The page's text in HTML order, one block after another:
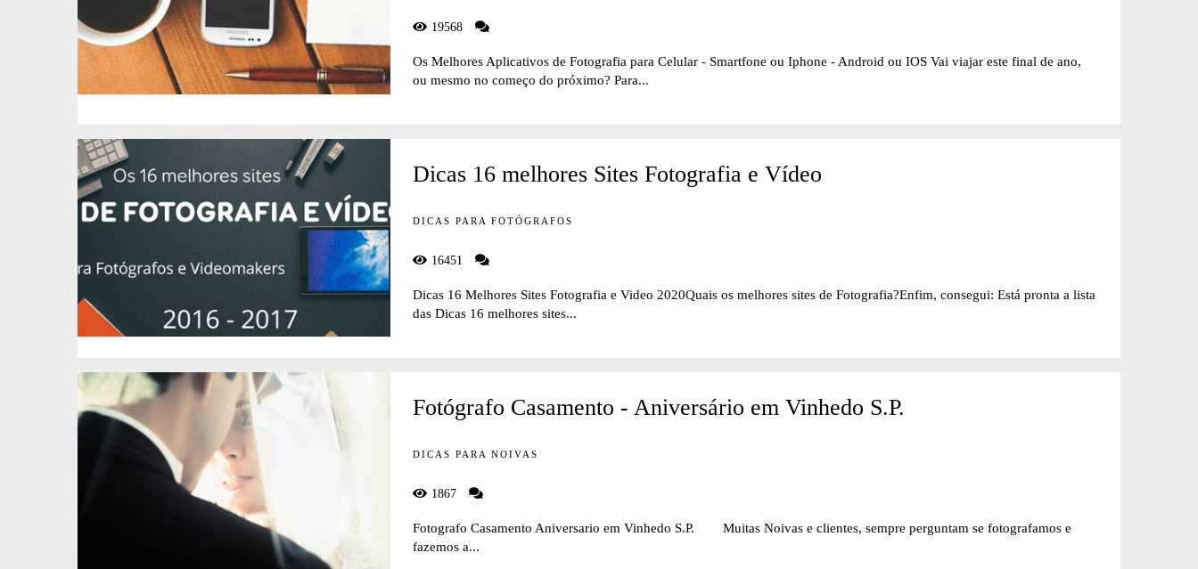
19568
Os Melhores Aplicativos de Fotografia para Celular - Smartfone ou Iphone - Android ou IOS Vai viajar este final de ano,
ou mesmo no começo do próximo? Para...
Dicas 16 melhores Sites Fotografia e Vídeo
DICAS PARA FOTÓGRAFOS
16451
Dicas 16 Melhores Sites Fotografia e Video 2020Quais os melhores sites de Fotografia?Enfim, consegui: Está pronta a lista
das Dicas 16 melhores sites...
Fotógrafo Casamento - Aniversário em Vinhedo S.P.
DICAS PARA NOIVAS
1867
Fotografo Casamento Aniversario em Vinhedo S.P. Muitas Noivas e clientes, sempre perguntam se fotografamos e
fazemos a...